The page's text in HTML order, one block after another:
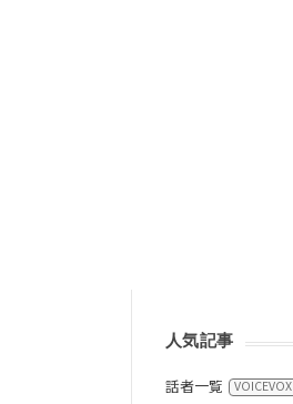
人気記事
話者一覧 VOICEVOX